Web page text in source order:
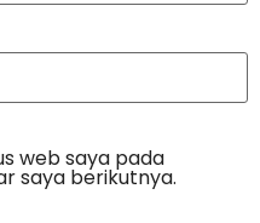
web saya pada
saya berikutnya.